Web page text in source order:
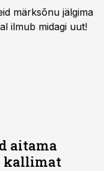
märksõnu jälgima
ilmub midagi uut!
aitama
kallimat